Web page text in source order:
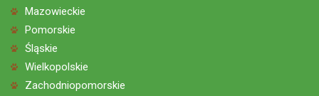
Mazowieckie
Pomorskie
Śląskie
Wielkopolskie
Zachodniopomorskie